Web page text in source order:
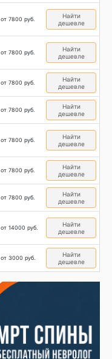
от 7800 руб.
Найти
дешевле
от 7800 руб.
Найти
дешевле
от 7800 руб.
Найти
дешевле
от 7800 руб.
Найти
дешевле
от 7800 руб.
Найти
дешевле
от 7800 руб.
Найти
дешевле
от 7800 руб.
Найти
дешевле
от 14000 руб.
Найти
дешевле
от 3000 руб.
Найти
дешевле